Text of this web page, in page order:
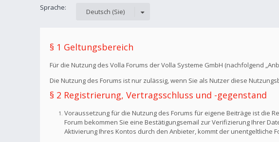
Sprache: Deutsch (Sie)
§ 1 Geltungsbereich
Für die Nutzung des Volla Forums der Volla Systeme GmbH (nachfolgend
Die Nutzung des Forums ist nur zulässig, wenn Sie als Nutzer diese
§ 2 Registrierung, Vertragsschluss und -gegenstand
Voraussetzung für die Nutzung des Forums für eigene Beiträge ist die
Forum bekommen Sie eine Bestätigungsemail zur Verifizierung Ihrer
Aktivierung Ihres Kontos durch den Anbieter, kommt der unentgeltliche